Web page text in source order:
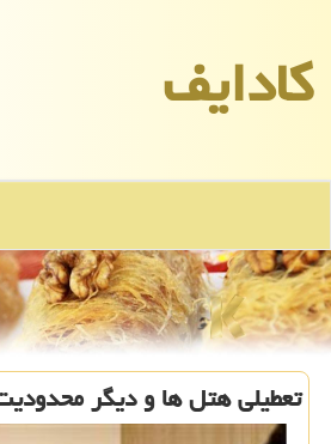
كادایف
تعطیلی هتل ها و دیگر